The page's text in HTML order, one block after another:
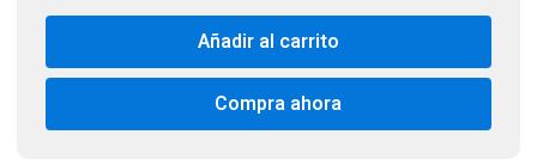
Añadir al carrito
Compra ahora